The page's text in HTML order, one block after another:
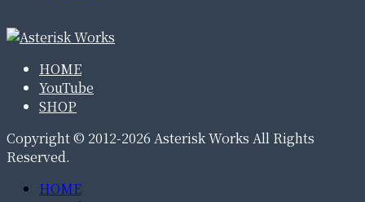
HOME
YouTube
SHOP
Copyright © 2012-2026 Asterisk Works All Rights
Reserved.
HOME